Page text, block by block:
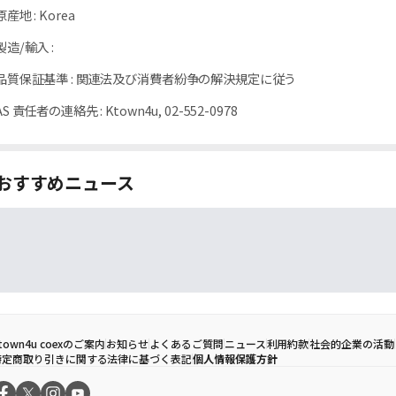
産地: Korea
造/輸入:
質保証基準: 関連法及び消費者紛争の解決規定に従う
責任者の連絡先: Ktown4u, 02-552-0978
すすめニュース
coexのご案内お知らせよくあるご質問ニュース利用約款社会的企業の活動
商取り引きに関する法律に基づく表記個人情報保護方針